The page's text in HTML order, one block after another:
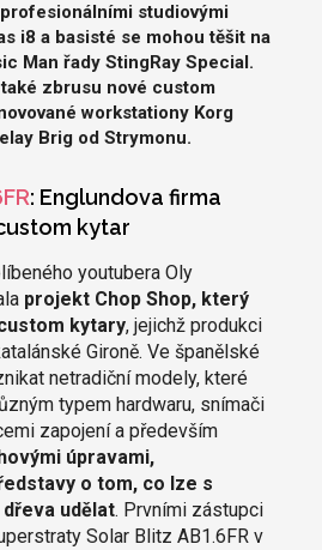
studiovými
i8 a basisté se mohou těšit na
Man řady StingRay Special.
zbrusu nové custom
workstationy Korg
Brig od Strymonu.
: Englundova firma
kytar
youtubera Oly
projekt Chop Shop, který
kytary, jejichž produkci
Gironě. Ve španělské
netradiční modely, které
typem hardwaru, snímači
zapojení a především
úpravami,
o tom, co lze s
udělat. Prvními zástupci
Solar Blitz AB1.6FR v